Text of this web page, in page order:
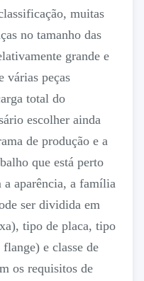
muitas
no tamanho das
grande e
várias peças
total do
escolher ainda
de produção e a
que está perto
a aparência, a família
ser dividida em
tipo de placa, tipo
e classe de
os requisitos de